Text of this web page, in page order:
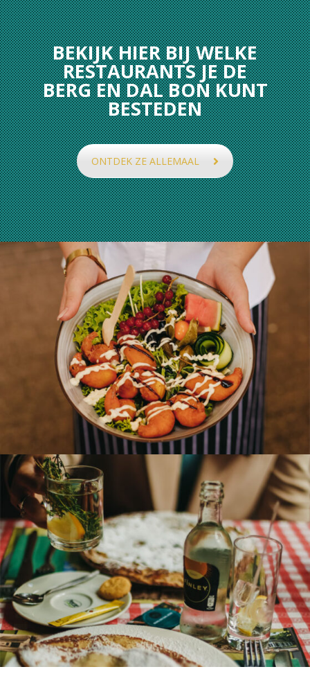
BEKIJK HIER BIJ WELKE
RESTAURANTS JE DE
BERG EN DAL BON KUNT
BESTEDEN
ONTDEK ZE ALLEMAAL